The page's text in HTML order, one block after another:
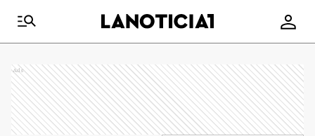
Ads